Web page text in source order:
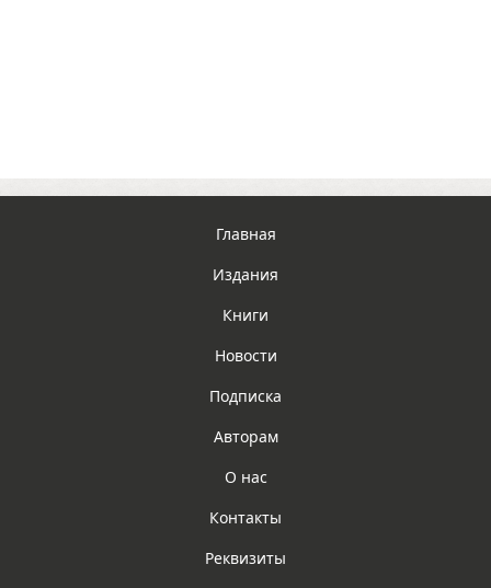
Главная
Издания
Книги
Новости
Подписка
Авторам
О нас
Контакты
Реквизиты